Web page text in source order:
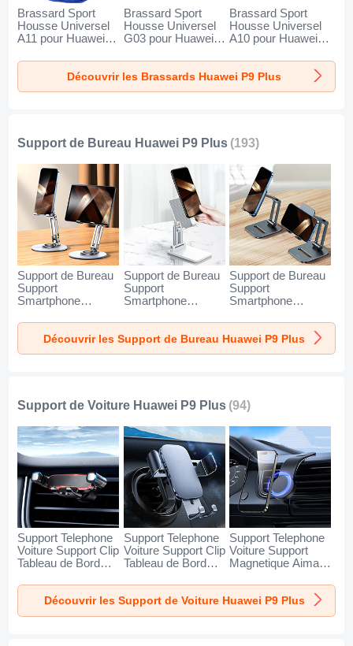
Brassard Sport
Housse Universel
A11 pour Huawei
Brassard Sport
Housse Universel
G03 pour Huawei
Brassard Sport
Housse Universel
A10 pour Huawei
Découvrir les Brassards Huawei P9 Plus
Support de Bureau Huawei P9 Plus (193)
Support de Bureau
Support
Smartphone
Huawei P9 Plus
Argent
Support de Bureau
Support
Smartphone
Huawei P9 Plus
Blanc
Support de Bureau
Support
Smartphone
Huawei P9 Plus
Noir
Découvrir les Support de Bureau Huawei P9 Plus
Support de Voiture Huawei P9 Plus (94)
Support Telephone
Voiture Support Clip
Tableau de Bord
Huawei P9 Plus
Support Telephone
Voiture Support Clip
Tableau de Bord
Huawei P9 Plus
Noir
Support Telephone
Voiture Support
Magnetique Aimant
Universel BS1 pour
Huawei P9 Plus
Noir
Découvrir les Support de Voiture Huawei P9 Plus